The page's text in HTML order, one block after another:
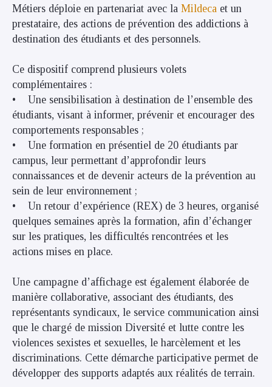
Métiers déploie en partenariat avec la Mildeca et un
prestataire, des actions de prévention des addictions à
destination des étudiants et des personnels.
Ce dispositif comprend plusieurs volets
complémentaires :
• Une sensibilisation à destination de l’ensemble des
étudiants, visant à informer, prévenir et encourager des
comportements responsables ;
• Une formation en présentiel de 20 étudiants par
campus, leur permettant d’approfondir leurs
connaissances et de devenir acteurs de la prévention au
sein de leur environnement ;
• Un retour d’expérience (REX) de 3 heures, organisé
quelques semaines après la formation, afin d’échanger
sur les pratiques, les difficultés rencontrées et les
actions mises en place.
Une campagne d’affichage est également élaborée de
manière collaborative, associant des étudiants, des
représentants syndicaux, le service communication ainsi
que le chargé de mission Diversité et lutte contre les
violences sexistes et sexuelles, le harcèlement et les
discriminations. Cette démarche participative permet de
développer des supports adaptés aux réalités de terrain.